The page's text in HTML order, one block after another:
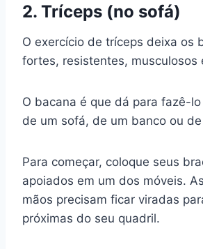
2. Tríceps (no sofá)
O exercício de tríceps deixa os
fortes, resistentes, musculosos
O bacana é que dá para fazê-
de um sofá, de um banco ou
Para começar, coloque seus
apoiados em um dos móveis.
mãos precisam ficar viradas
próximas do seu quadril.